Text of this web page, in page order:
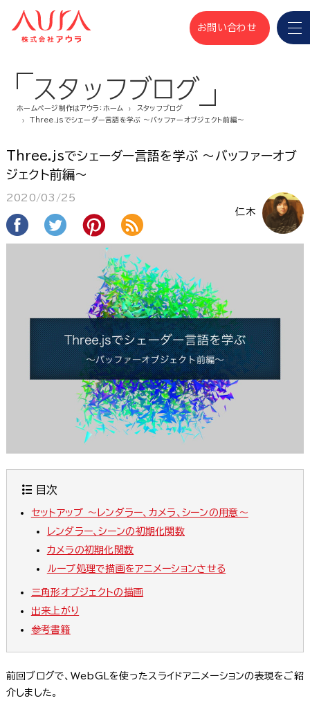
お問い合わせ
スタッフブログ
ホームページ制作はアウラ：ホーム
スタッフブログ
Three.jsでシェーダー言語を学ぶ 〜バッファーオブジェクト前編〜
Three.jsでシェーダー言語を学ぶ 〜バッファーオブ
ジェクト前編〜
仁木
2020/03/25
目次
セットアップ 〜レンダラー、カメラ、シーンの用意〜
レンダラー、シーンの初期化関数
カメラの初期化関数
ループ処理で描画をアニメーションさせる
三角形オブジェクトの描画
出来上がり
参考書籍
前回ブログで、WebGLを使ったスライドアニメーションの表現をご紹
介しました。